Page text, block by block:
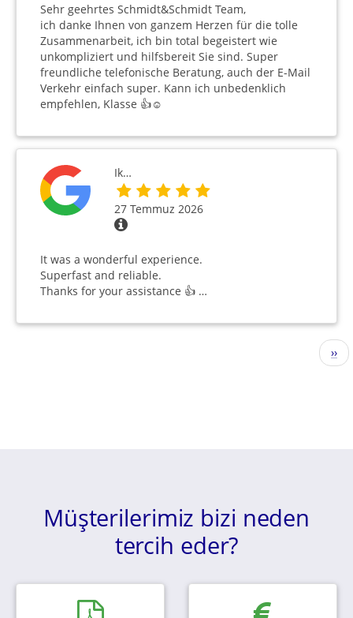
Sehr geehrtes Schmidt&Schmidt Team,
ich danke Ihnen von ganzem Herzen für die tolle
Zusammenarbeit, ich bin total begeistert wie
unkompliziert und hilfsbereit Sie sind. Super
freundliche telefonische Beratung, auch der E-Mail
Verkehr einfach super. Kann ich unbedenklich
empfehlen, Klasse 👍☺️
Ik…
27 Temmuz 2026
It was a wonderful experience.
Superfast and reliable.
Thanks for your assistance 👍 …
››
Müşterilerimiz bizi neden
tercih eder?